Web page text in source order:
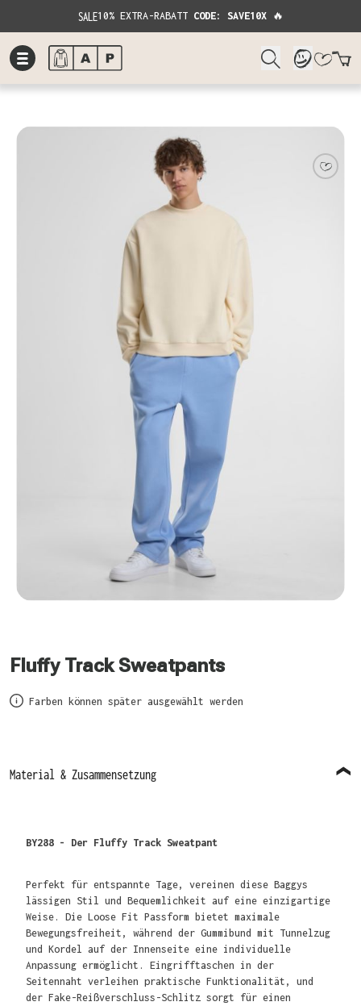
SALE10% EXTRA-RABATT CODE: SAVE10X🔥
Fluffy Track Sweatpants
Farben können später ausgewählt werden
Material & Zusammensetzung
BY288 - Der Fluffy Track Sweatpant
Perfekt für entspannte Tage, vereinen diese Baggys
lässigen Stil und Bequemlichkeit auf eine einzigartige
Weise. Die Loose Fit Passform bietet maximale
Bewegungsfreiheit, während der Gummibund mit Tunnelzug
und Kordel auf der Innenseite eine individuelle
Anpassung ermöglicht. Eingrifftaschen in der
Seitennaht verleihen praktische Funktionalität, und
der Fake-Reißverschluss-Schlitz sorgt für einen